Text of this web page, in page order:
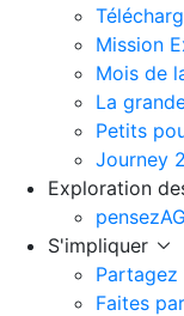
Mission
Mois de
La
Petits
Journey
Exploration
S'impliquer
Faites